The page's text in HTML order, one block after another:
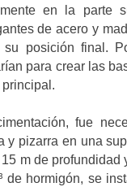
en la parte
de acero y
su posición final.
para crear las
fue
y pizarra en una
m de profundidad
de hormigón, se